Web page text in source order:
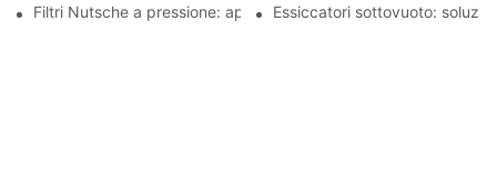
Filtri Nutsche a pressione: applicazioni nell'industria chimica e
Essiccatori sottovuoto: